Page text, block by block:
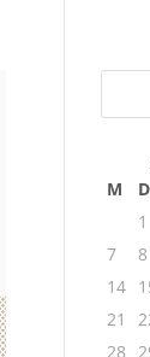
M D
1
7
8
14
21
28